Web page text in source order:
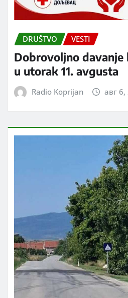
DRUŠTVO VESTI
Dobrovoljno davanje
u utorak 11. avgusta
Radio Koprijan авг 6,